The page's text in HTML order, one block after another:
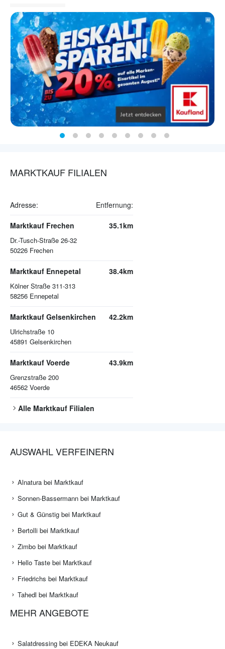
MARKTKAUF FILIALEN
Adresse: Entfernung:
Marktkauf Frechen
Dr.-Tusch-Straße 26-32
50226 Frechen
35.1km
Marktkauf Ennepetal
Kölner Straße 311-313
58256 Ennepetal
38.4km
Marktkauf Gelsenkirchen
Ulrichstraße 10
45891 Gelsenkirchen
42.2km
Marktkauf Voerde
Grenzstraße 200
46562 Voerde
43.9km
Alle Marktkauf Filialen
AUSWAHL VERFEINERN
Alnatura bei Marktkauf
Sonnen-Bassermann bei Marktkauf
Gut & Günstig bei Marktkauf
Bertolli bei Marktkauf
Zimbo bei Marktkauf
Hello Taste bei Marktkauf
Friedrichs bei Marktkauf
Tahedl bei Marktkauf
MEHR ANGEBOTE
Salatdressing bei EDEKA Neukauf